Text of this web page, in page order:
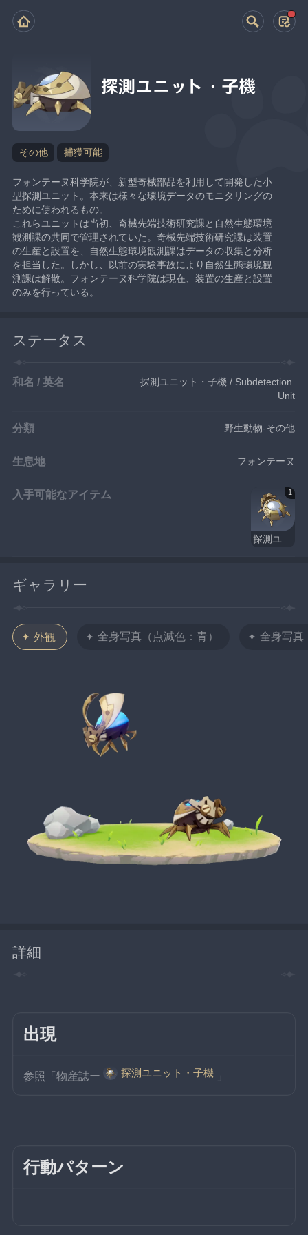
探測ユニット・子機
その他 捕獲可能
フォンテーヌ科学院が、新型奇械部品を利用して開発した小
型探測ユニット。本来は様々な環境データのモニタリングの
ために使われるもの。
これらユニットは当初、奇械先端技術研究課と自然生態環境
観測課の共同で管理されていた。奇械先端技術研究課は装置
の生産と設置を、自然生態環境観測課はデータの収集と分析
を担当した。しかし、以前の実験事故により自然生態環境観
測課は解散。フォンテーヌ科学院は現在、装置の生産と設置
のみを行っている。
ステータス
和名 / 英名
探測ユニット・子機 / Subdetection
Unit
分類 野生動物-その他
生息地 フォンテーヌ
入手可能なアイテム 1
ギャラリー
外観 全身写真（点滅色：青） 全身写真
詳細
出現
参照「物産誌ー 探測ユニット・子機 」
行動パターン